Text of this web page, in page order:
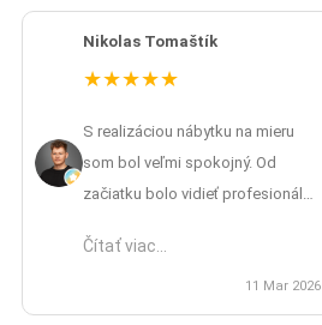
Nikolas Tomaštík
★★★★★
S realizáciou nábytku na mieru
som bol veľmi spokojný. Od
začiatku bolo vidieť profesionálny
finálnu montáž. Oceňujem aj to, že
mi pripravili 3D vizualizáciu, vďaka
ktorej som si vedel lepšie
Čítať viac...
11 Mar 2026